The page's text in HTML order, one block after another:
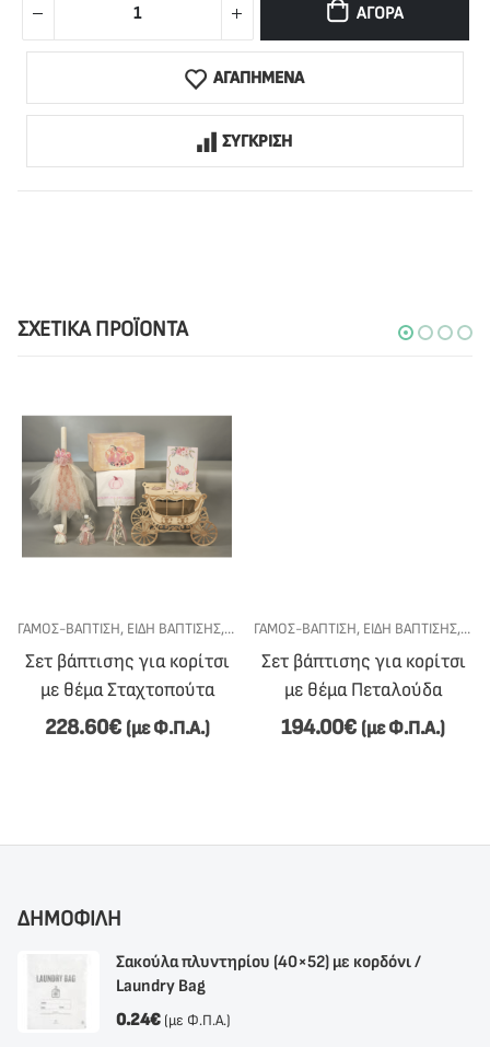
ΑΓΟΡΆ
ΑΓΑΠΗΜΕΝΑ
ΣΥΓΚΡΙΣΗ
ΣΧΕΤΙΚΆ ΠΡΟΪΌΝΤΑ
ΒΆΠΤΙΣΗΣ,ΣΕΤ ΒΆΠΤΙΣΗΣ ΓΙΑ ΚΟΡΊΤΣΙ
ΓΆΜΟΣ-ΒΆΠΤΙΣΗ, ΕΊΔΗ ΒΆΠΤΙΣΗΣ, ΣΕΤ ΒΆΠΤΙΣΗΣ,ΣΕΤ ΒΆΠΤΙΣΗΣ ΓΙΑ ΚΟΡΊΤΣΙ
Σετ βάπτισης για κορίτσι
με θέμα Σταχτοπούτα
228.60€ (με Φ.Π.Α.)
ΓΆΜΟΣ-ΒΆΠΤΙΣΗ, ΕΊΔΗ ΒΆΠΤΙΣΗΣ,
Σετ βάπτισης για κορίτσι
με θέμα Πεταλούδα
194.00€ (με Φ.Π.Α.)
ΔΗΜΟΦΙΛΗ
Σακούλα πλυντηρίου (40×52) με κορδόνι /
Laundry Bag
0.24€ (με Φ.Π.Α.)